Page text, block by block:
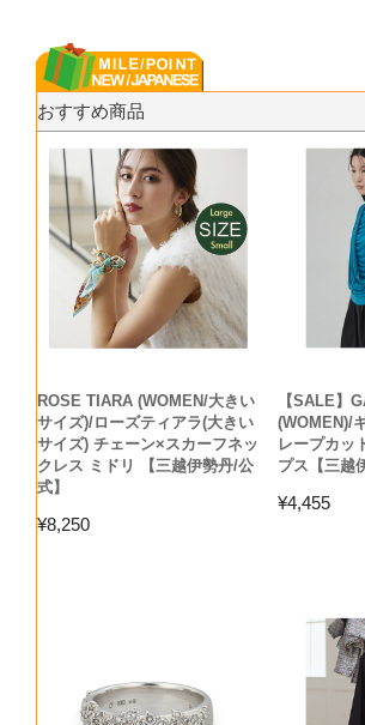
おすすめ商品
ROSE TIARA (WOMEN/大きい
サイズ)/ローズティアラ(大きい
サイズ) チェーン×スカーフネッ
クレス ミドリ 【三越伊勢丹/公
式】
¥8,250
【SALE】
(WOMEN)/
レープカッ
プス【三越
¥4,455